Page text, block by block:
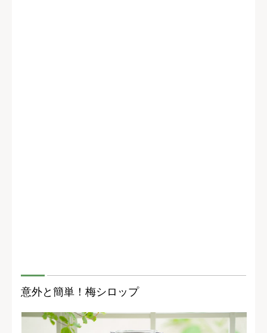
意外と簡単！梅シロップ